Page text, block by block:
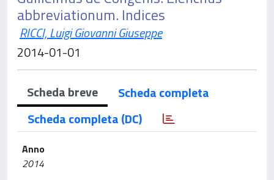
abbreviationum. Indices
RICCI, Luigi Giovanni Giuseppe
2014-01-01
Scheda breve
Scheda completa
Scheda completa (DC)
Anno
2014